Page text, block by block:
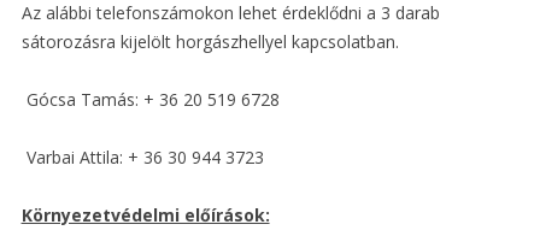
Az alábbi telefonszámokon lehet érdeklődni a 3 darab
sátorozásra kijelölt horgászhellyel kapcsolatban.
Gócsa Tamás: + 36 20 519 6728
Varbai Attila: + 36 30 944 3723
Környezetvédelmi előírások: